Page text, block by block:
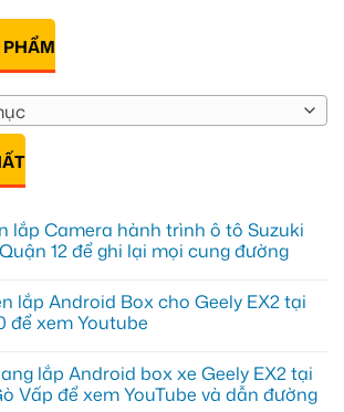
lắp Camera hành trình ô tô Suzuki
12 để ghi lại mọi cung đường
lắp Android Box cho Geely EX2 tại
để xem Youtube
lắp Android box xe Geely EX2 tại
Vấp để xem YouTube và dẫn đường